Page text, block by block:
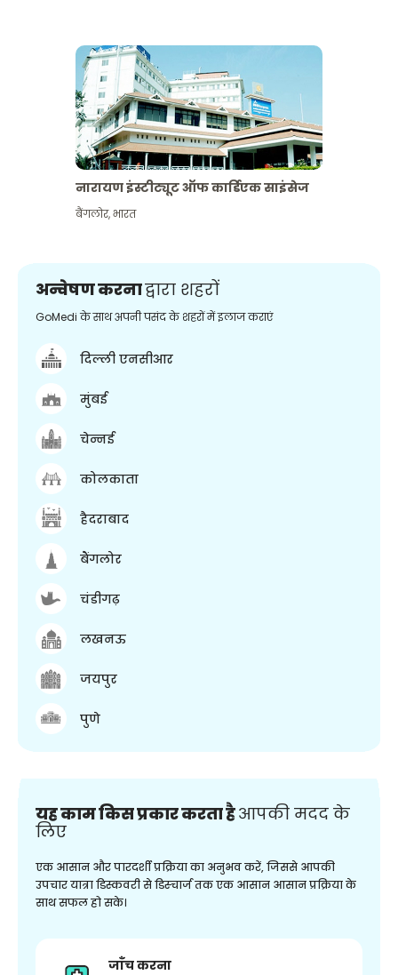
नारायण इंस्टीट्यूट ऑफ कार्डिएक साइंसेज
बैंगलोर,भारत
अन्वेषण करनाद्वारा शहरों
GoMedi के साथ अपनी पसंद के शहरों में इलाज कराएं
दिल्ली एनसीआर
मुंबई
चेन्नई
कोलकाता
हैदराबाद
बैंगलोर
चंडीगढ़
लखनऊ
जयपुर
पुणे
यह काम किस प्रकार करता हैआपकी मदद के
लिए
एक आसान और पारदर्शी प्रक्रिया का अनुभव करें, जिससे आपकी
उपचार यात्रा डिस्कवरी से डिस्चार्ज तक एक आसान आसान प्रक्रिया के
साथ सफल हो सके।
जाँच करना